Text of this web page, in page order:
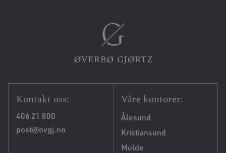
Kontakt oss:
406 21 800
post@ovgj.no
Våre kontorer:
Ålesund
Kristiansund
Molde